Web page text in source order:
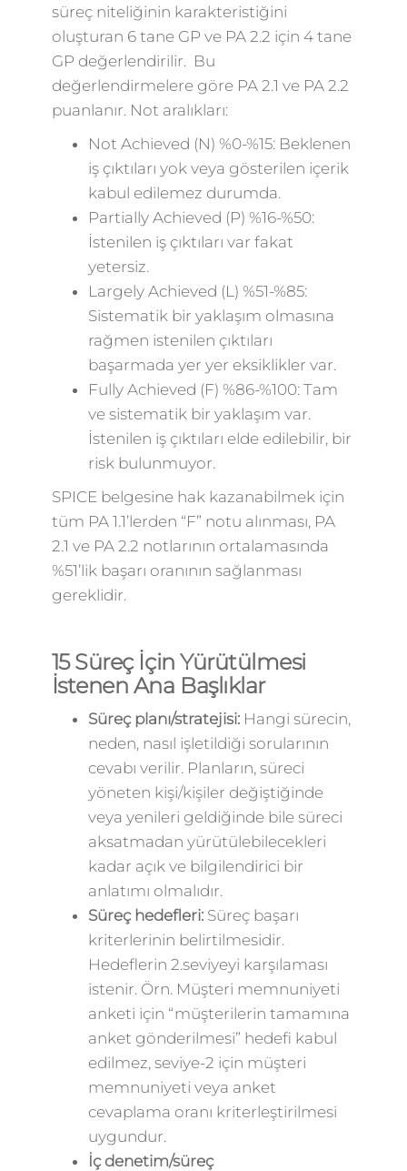
süreç niteliğinin karakteristiğini
oluşturan 6 tane GP ve PA 2.2 için 4 tane
GP değerlendirilir. Bu
değerlendirmelere göre PA 2.1 ve PA 2.2
puanlanır. Not aralıkları:
Not Achieved (N) %0-%15: Beklenen
iş çıktıları yok veya gösterilen içerik
kabul edilemez durumda.
Partially Achieved (P) %16-%50:
İstenilen iş çıktıları var fakat
yetersiz.
Largely Achieved (L) %51-%85:
Sistematik bir yaklaşım olmasına
rağmen istenilen çıktıları
başarmada yer yer eksiklikler var.
Fully Achieved (F) %86-%100: Tam
ve sistematik bir yaklaşım var.
İstenilen iş çıktıları elde edilebilir, bir
risk bulunmuyor.
SPICE belgesine hak kazanabilmek için
tüm PA 1.1’lerden “F” notu alınması, PA
2.1 ve PA 2.2 notlarının ortalamasında
%51’lik başarı oranının sağlanması
gereklidir.
15 Süreç İçin Yürütülmesi
İstenen Ana Başlıklar
Süreç planı/stratejisi:Hangi sürecin,
neden, nasıl işletildiği sorularının
cevabı verilir. Planların, süreci
yöneten kişi/kişiler değiştiğinde
veya yenileri geldiğinde bile süreci
aksatmadan yürütülebilecekleri
kadar açık ve bilgilendirici bir
anlatımı olmalıdır.
Süreç hedefleri:Süreç başarı
kriterlerinin belirtilmesidir.
Hedeflerin 2.seviyeyi karşılaması
istenir. Örn. Müşteri memnuniyeti
anketi için “müşterilerin tamamına
anket gönderilmesi” hedefi kabul
edilmez, seviye-2 için müşteri
memnuniyeti veya anket
cevaplama oranı kriterleştirilmesi
uygundur.
İç denetim/süreç